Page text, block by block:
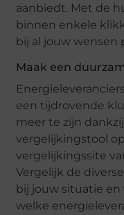
aanbiedt. Met de
binnen enkele
bij al jouw wensen
Maak een
een tijdrovende
meer te zijn
vergelijkingstool
vergelijkingssite
Vergelijk de
bij jouw situatie
welke